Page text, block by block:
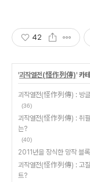
42
'괴작열전(怪作列傳)' 카
괴작열전(怪作列傳) : 방
(36)
괴작열전(怪作列傳) : 취
는?
(40)
2011년을 장식한 망작 블
괴작열전(怪作列傳) : 고
트?